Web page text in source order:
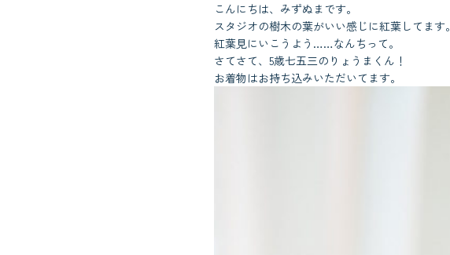
こんにちは、みずぬまです。
スタジオの樹木の葉がいい感じに紅葉してます。
紅葉見にいこうよう……なんちって。
さてさて、5歳七五三のりょうまくん！
お着物はお持ち込みいただいてます。